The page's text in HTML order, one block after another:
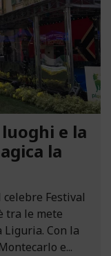
e la
la
Festival
tra le mete
Con la
e...